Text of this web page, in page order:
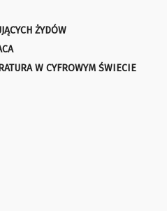
ŻYDÓW
W CYFROWYM ŚWIECIE